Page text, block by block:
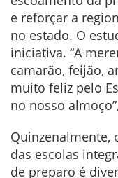
e reforçar a
no estado. O
iniciativa. “A
camarão, feijão,
muito feliz pelo
no nosso
Quinzenalmente,
das escolas
de preparo é